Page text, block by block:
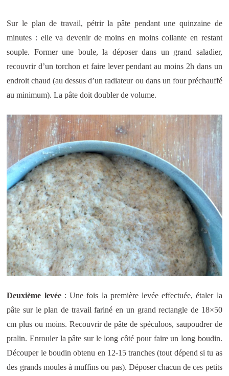
Sur le plan de travail, pétrir la pâte pendant une quinzaine de
minutes : elle va devenir de moins en moins collante en restant
souple. Former une boule, la déposer dans un grand saladier,
recouvrir d’un torchon et faire lever pendant au moins 2h dans un
endroit chaud (au dessus d’un radiateur ou dans un four préchauffé
au minimum). La pâte doit doubler de volume.
Deuxième levée: Une fois la première levée effectuée, étaler la
pâte sur le plan de travail fariné en un grand rectangle de 18×50
cm plus ou moins. Recouvrir de pâte de spéculoos, saupoudrer de
pralin. Enrouler la pâte sur le long côté pour faire un long boudin.
Découper le boudin obtenu en 12-15 tranches (tout dépend si tu as
des grands moules à muffins ou pas). Déposer chacun de ces petits